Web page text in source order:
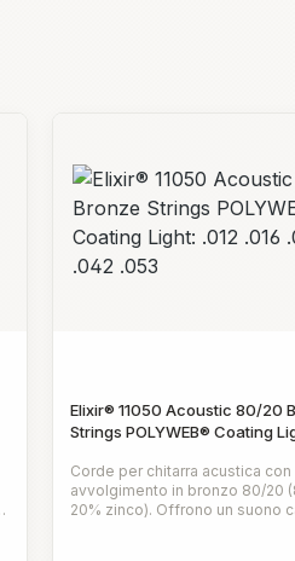
Elixir® 11050 Acoustic 80/20
Strings POLYWEB® Coating
Corde per chitarra acustica con
avvolgimento in bronzo 80/20
20% zinco). Offrono un suono